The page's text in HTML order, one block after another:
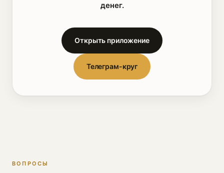
денег.
Открыть приложение
Телеграм-круг
ВОПРОСЫ